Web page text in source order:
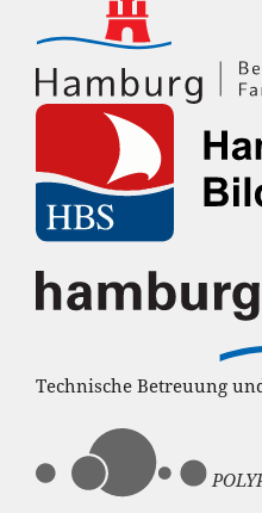
Technische Betreuung